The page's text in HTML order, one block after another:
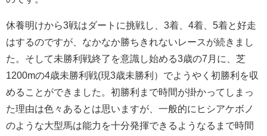
休養明けから3戦はダートに挑戦し、3着、4着、5着と好走
はするのですが、なかなか勝ちきれないレースが続きまし
た。そして未勝利戦終了を意識し始める3歳の7月に、芝
1200mの4歳未勝利戦(現3歳未勝利）でようやく初勝利を収
めることができました。初勝利まで時間が掛かってしまっ
た理由は色々あるとは思いますが、一般的にヒシアケボノ
のような大型馬は能力を十分発揮できるようなるまで時間